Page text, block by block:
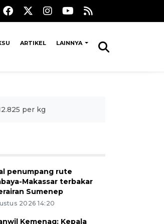
ARTIKEL LAINNYA
per kg
penumpang rute
Makassar terbakar
Sumenep
2026 14:20
Kemenag: Kepala